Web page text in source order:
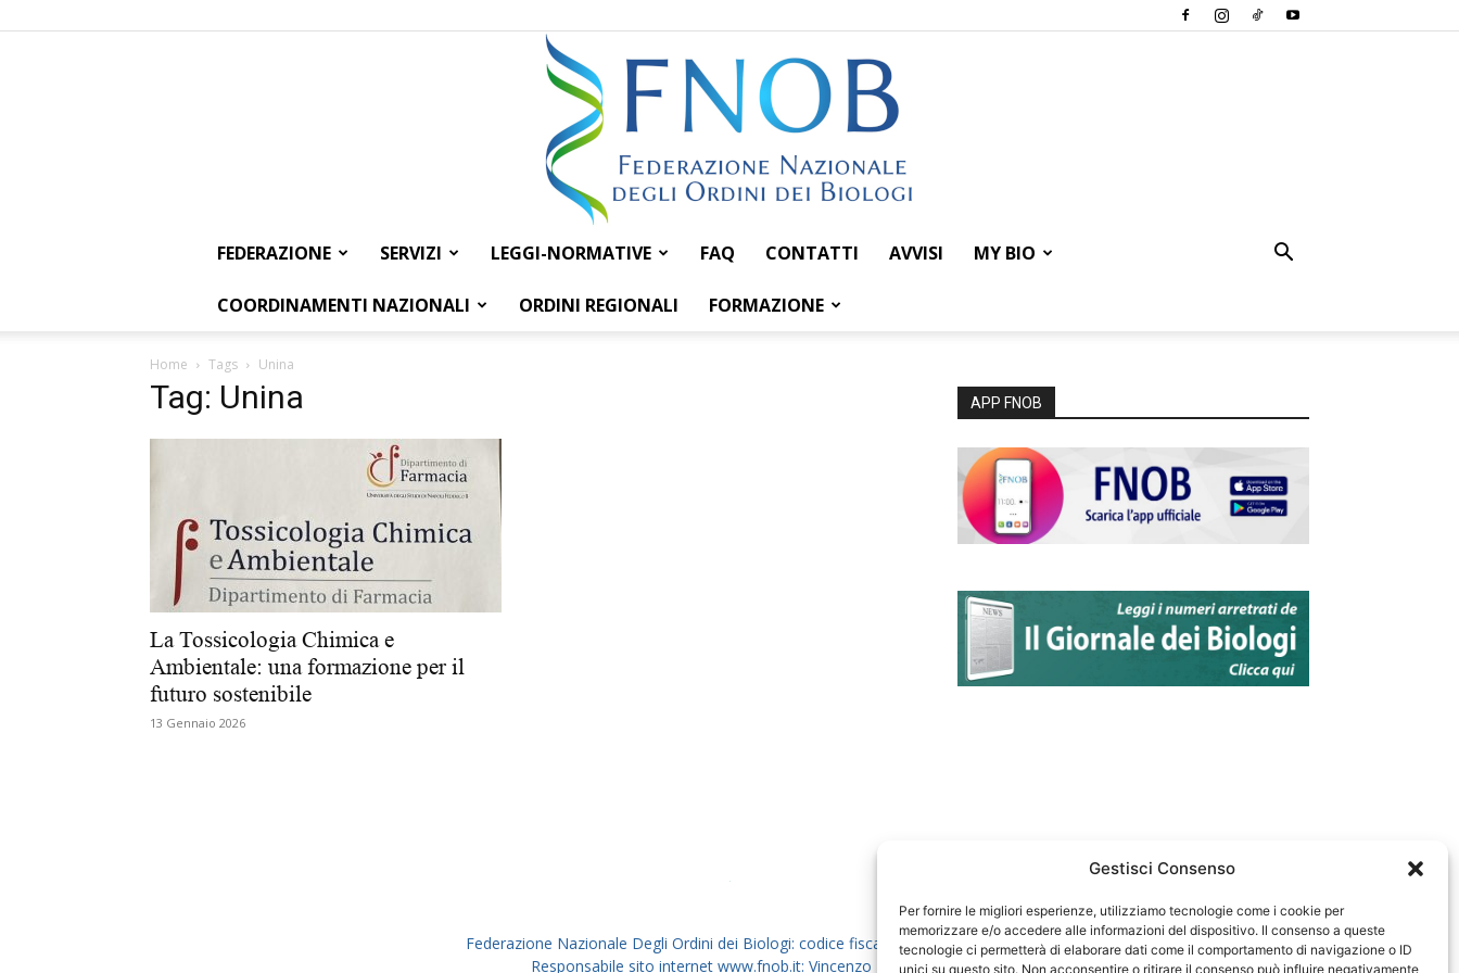
Gestisci Consenso
Per fornire le migliori esperienze, utilizziamo tecnologie come i cookie per
memorizzare e/o accedere alle informazioni del dispositivo. Il consenso a queste
tecnologie ci permetterà di elaborare dati come il comportamento di navigazione o ID
unici su questo sito. Non acconsentire o ritirare il consenso può influire negativamente
Federazione
FEDERAZIONE SERVIZI LEGGI-NORMATIVE FAQ CONTATTI AVVISI MY BIO
COORDINAMENTI NAZIONALI ORDINI REGIONALI FORMAZIONE
Home Tags Unina
Tag: Unina
La Tossicologia Chimica e
Ambientale: una formazione per il
futuro sostenibile
13 Gennaio 2026
APP FNOB
Federazione Nazionale Degli Ordini dei Biologi: codice fiscale 80069130583
Responsabile sito internet www.fnob.it: Vincenzo D'Anna